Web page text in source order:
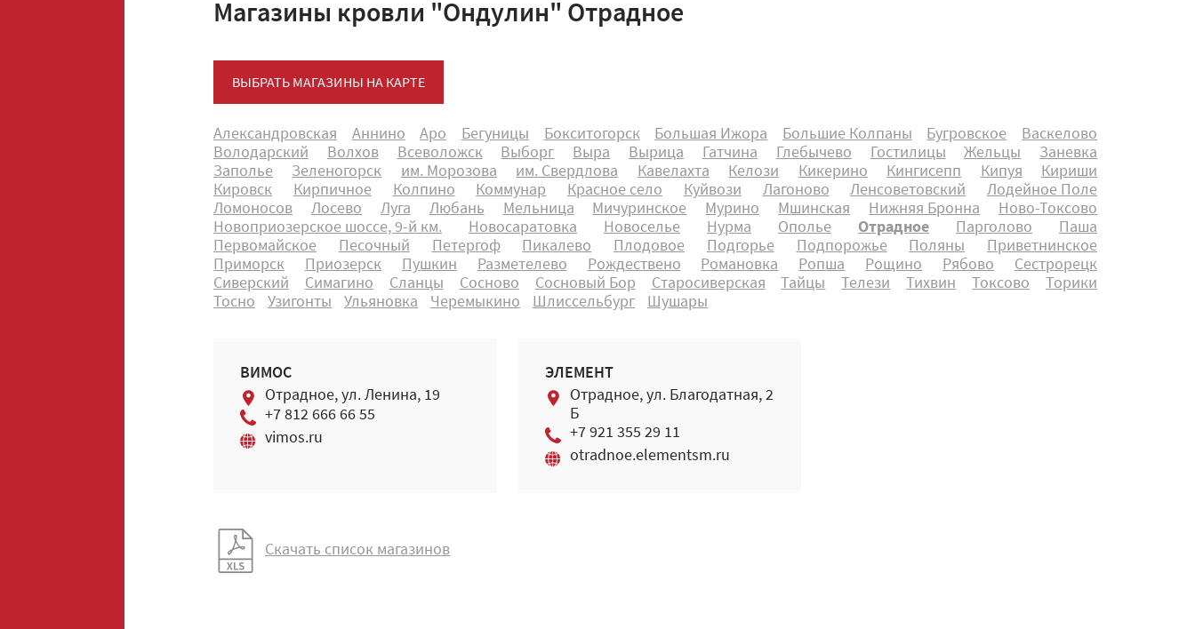
Магазины кровли "Ондулин" Отрадное
ВЫБРАТЬ МАГАЗИНЫ НА КАРТЕ
Александровская Аннино Аро Бегуницы Бокситогорск Большая Ижора Большие Колпаны Бугровское
Васкелово
Володарский
Волхов Всеволожск Выборг Выра Вырица Гатчина Глебычево Гостилицы Жельцы
Заневка
Заполье
Зеленогорск им. Морозова им. Свердлова Кавелахта Келози Кикерино Кингисепп Кипуя
Кириши
Кировск
Кирпичное Колпино Коммунар Красное село Куйвози Лагоново Ленсоветовский
Лодейное Поле
Ломоносов
Лосево Луга Любань Мельница Мичуринское Мурино Мшинская Нижняя Бронна
Ново-Токсово
Новоприозерское шоссе, 9-й км.
Новосаратовка Новоселье Нурма Ополье Отрадное Парголово
Паша
Первомайское
Песочный Петергоф Пикалево Плодовое Подгорье Подпорожье Поляны
Приветнинское
Приморск
Приозерск Пушкин Разметелево Рождествено Романовка Ропша Рощино Рябово
Сестрорецк
Сиверский
Симагино Сланцы Сосново Сосновый Бор Старосиверская Тайцы Телези Тихвин Токсово
Торики
Тосно
Узигонты Ульяновка Черемыкино Шлиссельбург Шушары
ВИМОС
Отрадное, ул. Ленина, 19
+7 812 666 66 55
vimos.ru
ЭЛЕМЕНТ
Отрадное, ул. Благодатная, 2
Б
+7 921 355 29 11
otradnoe.elementsm.ru
Скачать список магазинов